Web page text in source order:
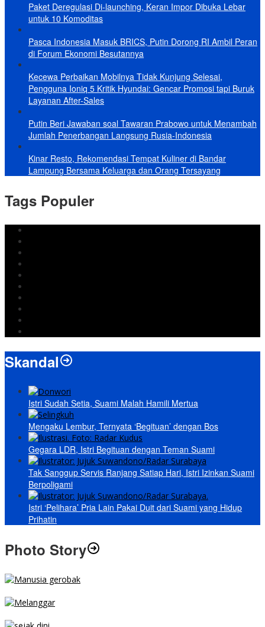
Paket Deregulasi Di-launching, Keran Impor Dibuka Lebar
untuk 10 Komoditas
Pasca Indonesia Masuk BRICS, Putin Dorong RI Ambil Peran
di Forum Ekonomi Besutannya
Kecewa Perbaikan Mobilnya Tidak Kunjung Selesai,
Pengguna Ioniq 5 Kritik Hyundai: Gencar Promosi tapi Buruk
Layanan After-Sales
Putin Beri Jawaban soal Tawaran Prabowo untuk Menambah
Jumlah Penerbangan Langsung Rusia-Indonesia
Kinar Resto, Rekomendasi Tempat Kuliner di Bandar
Lampung Bersama Keluarga dan Orang Tersayang
Tags Populer
Skandal
Istri Sudah Setia, Suami Malah Hamili Mertua
Mengaku Lembur, Ternyata ‘Begituan’ dengan Bos
Gegara LDR, Istri Begituan dengan Teman Suami
Tak Sanggup Servis Ranjang Satiap Hari, Istri Izinkan Suami
Berpoligami
Istri ‘Pelihara’ Pria Lain Pakai Duit dari Suami yang Hidup
Prihatin
Photo Story